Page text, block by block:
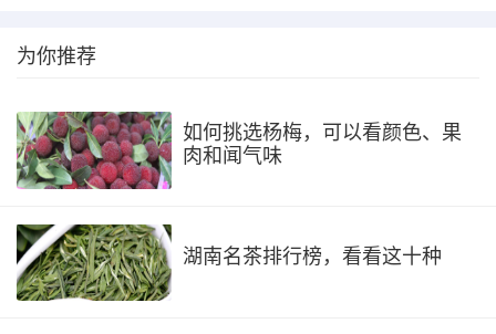
为你推荐
如何挑选杨梅，可以看颜色、果
肉和闻气味
湖南名茶排行榜，看看这十种